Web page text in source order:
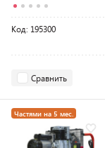
Код: 195300
Сравнить
Частями на 5 мес.
Разумная цена